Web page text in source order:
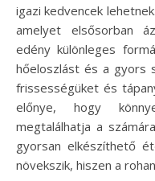
igazi kedvencek
amelyet elsősorban
edény különleges
hőeloszlást és a gyors
frissességüket és
előnye, hogy
megtalálhatja a
gyorsan elkészíthető
növekszik, hiszen a